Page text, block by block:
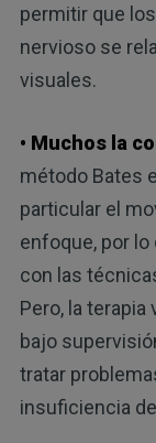
permitir que
nervioso se
visuales.
• Muchos la
método Bates
particular el
enfoque, por
con las
Pero, la
bajo
tratar
insuficiencia